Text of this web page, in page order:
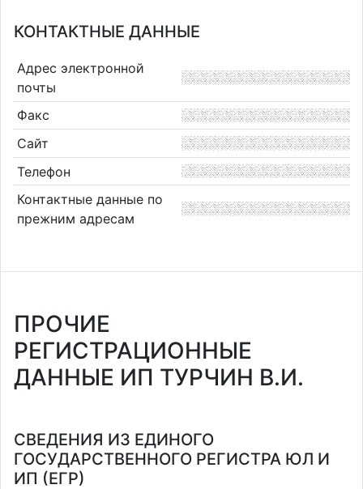
КОНТАКТНЫЕ ДАННЫЕ
Адрес электронной
почты
Факс
Сайт
Телефон
Контактные данные по
прежним адресам
ПРОЧИЕ
РЕГИСТРАЦИОННЫЕ
ДАННЫЕ ИП ТУРЧИН В.И.
СВЕДЕНИЯ ИЗ ЕДИНОГО
ГОСУДАРСТВЕННОГО РЕГИСТРА ЮЛ И
ИП (ЕГР)